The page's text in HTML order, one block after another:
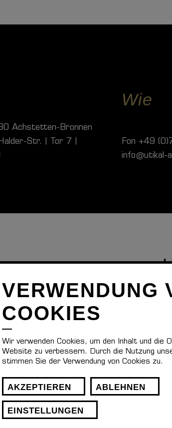
Achstetten-Bronnen
Str. | Tor 7 |
Wie
Fon +49
info@utikal-
VERWENDUNG
COOKIES
Wir verwenden Cookies, um den Inhalt und die
Website zu verbessern. Durch die Nutzung
stimmen Sie der Verwendung von Cookies zu.
AKZEPTIEREN ABLEHNEN
EINSTELLUNGEN